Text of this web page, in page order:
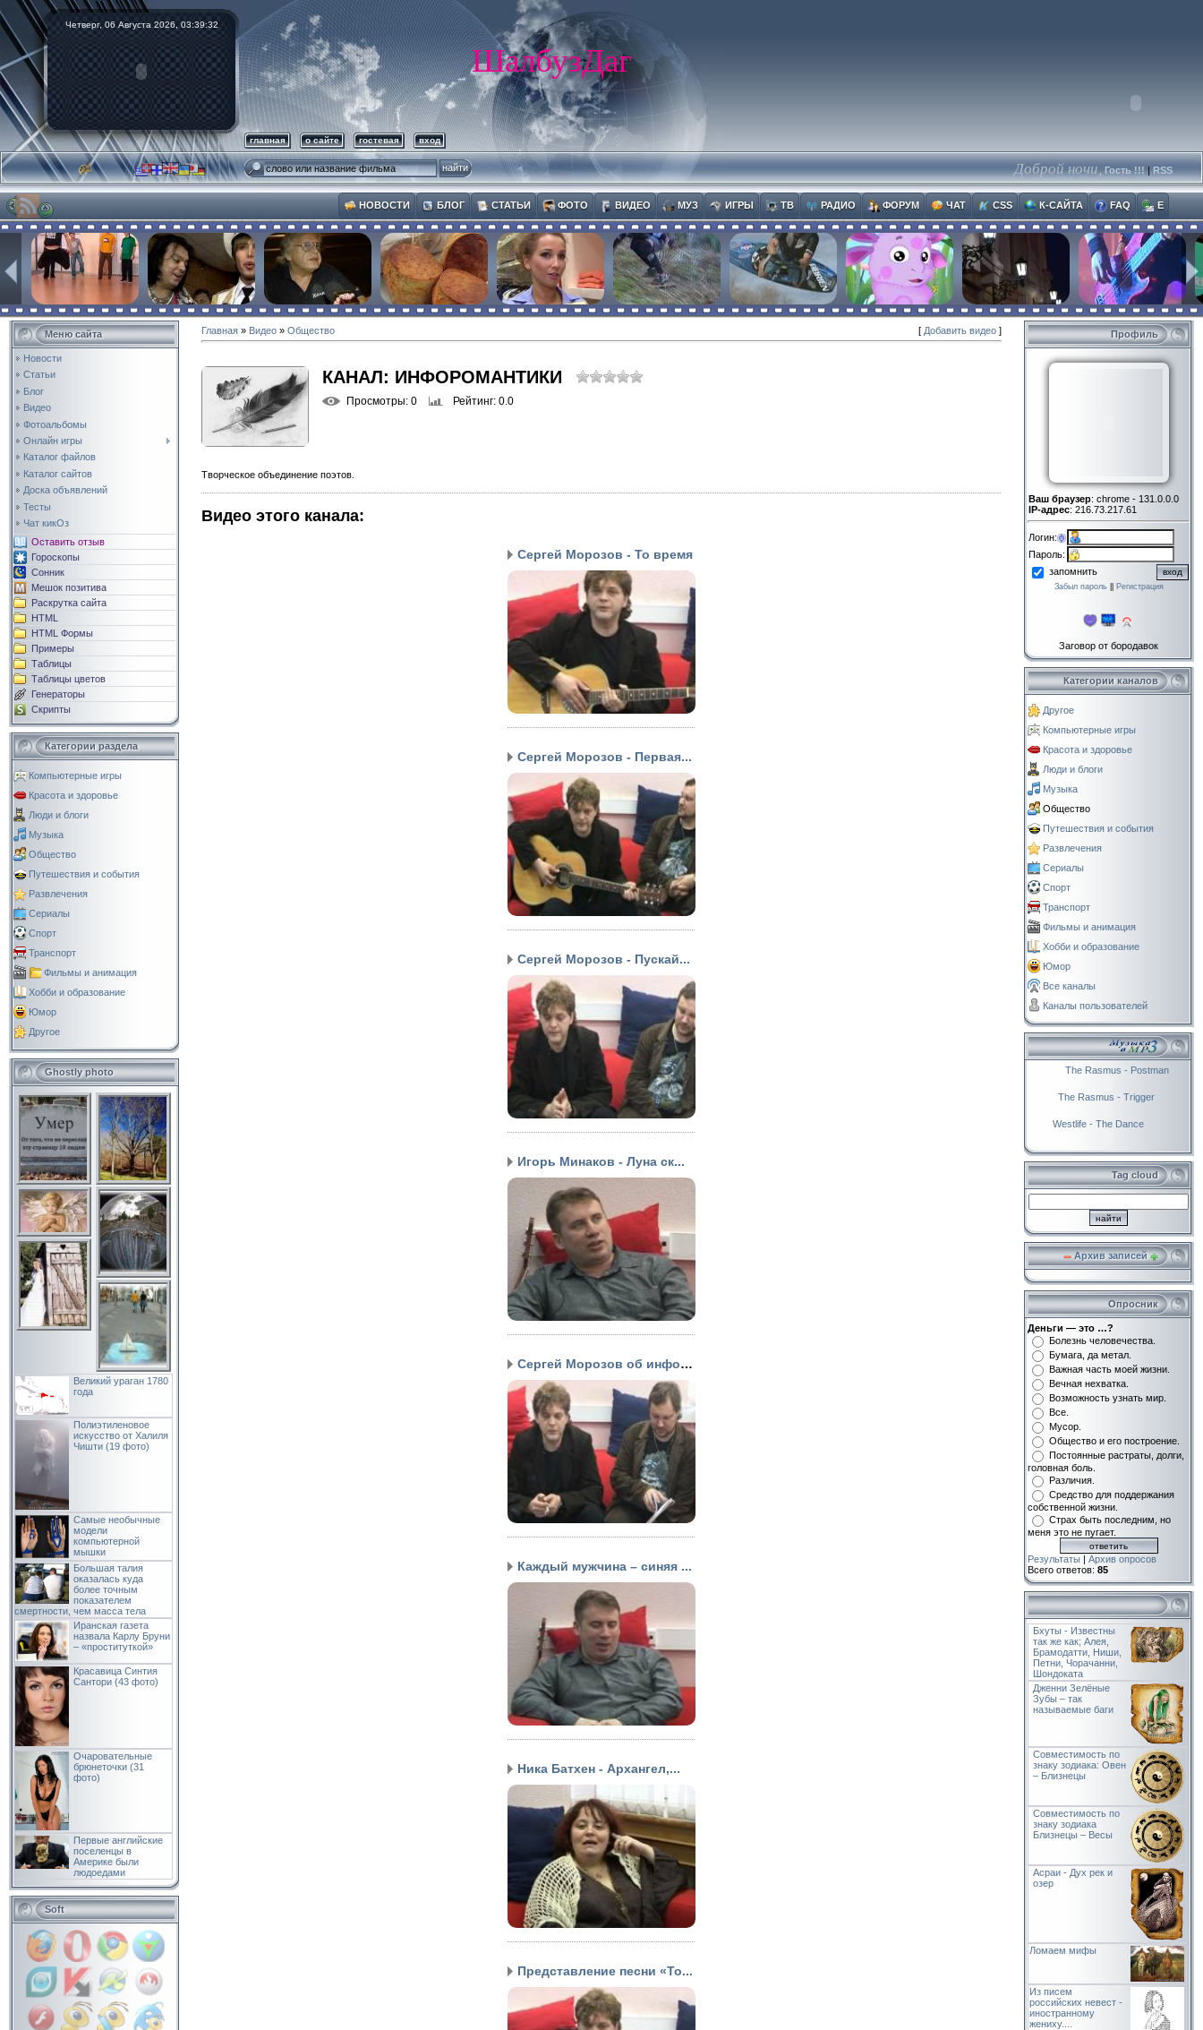
Четверг, 06 Августа 2026, 03:39:34
ШалбузДаг
главная о сайте гостевая вход
Доброй ночи, Гость !!! | RSS
НОВОСТИ БЛОГ СТАТЬИ ФОТО ВИДЕО МУЗ ИГРЫ ТВ РАДИО ФОРУМ ЧАТ CSS К-САЙТА FAQ E
Меню сайта
Новости
Статьи
Блог
Видео
Фотоальбомы
Онлайн игры
Каталог файлов
Каталог сайтов
Доска объявлений
Тесты
Чат кикОз
Оставить отзыв
Гороскопы
Сонник
Мешок позитива
Раскрутка сайта
HTML
HTML Формы
Примеры
Таблицы
Таблицы цветов
Генераторы
Скрипты
Категории раздела
Компьютерные игры
Красота и здоровье
Люди и блоги
Музыка
Общество
Путешествия и события
Развлечения
Сериалы
Спорт
Транспорт
Фильмы и анимация
Хобби и образование
Юмор
Другое
Ghostly photo
Великий ураган 1780
года
Полиэтиленовое
искусство от Халиля
Чишти (19 фото)
Самые необычные
модели
компьютерной
мышки
Большая талия
оказалась куда
более точным
показателем
смертности, чем масса тела
Иранская газета
назвала Карлу Бруни
– «проституткой»
Красавица Синтия
Сантори (43 фото)
Очаровательные
брюнеточки (31
фото)
Первые английские
поселенцы в
Америке были
людоедами
Soft
Главная » Видео » Общество [ Добавить видео ]
КАНАЛ: ИНФОРОМАНТИКИ
Просмотры: 0 Рейтинг: 0.0
Творческое объединение поэтов.
Видео этого канала:
Сергей Морозов - То время
Сергей Морозов - Первая...
Сергей Морозов - Пускай...
Игорь Минаков - Луна ск...
Сергей Морозов об инфор...
Каждый мужчина – синяя ...
Ника Батхен - Архангел,...
Представление песни «То...
Профиль
Ваш браузер: chrome - 131.0.0.0
IP-адрес: 216.73.217.61
Логин:
Пароль:
запомнить
Забыл пароль|| Регистрация
Заговор от бородавок
Категории каналов
Другое
Компьютерные игры
Красота и здоровье
Люди и блоги
Музыка
Общество
Путешествия и события
Развлечения
Сериалы
Спорт
Транспорт
Фильмы и анимация
Хобби и образование
Юмор
Все каналы
Каналы пользователей
The Rasmus - Postman
The Rasmus - Trigger
Westlife - The Dance
Tag cloud
Архив записей
Опросник
Деньги — это …?
Болезнь человечества.
Бумага, да метал.
Важная часть моей жизни.
Вечная нехватка.
Возможность узнать мир.
Все.
Мусор.
Общество и его построение.
Постоянные растраты, долги,
головная боль.
Различия.
Средство для поддержания
собственной жизни.
Страх быть последним, но
меня это не пугает.
Результаты | Архив опросов
Всего ответов: 85
Бхуты - Известны
так же как; Алея,
Брамодатти, Ниши,
Петни, Чорачанни,
Шондоката
Дженни Зелёные
Зубы – так
называемые баги
Совместимость по
знаку зодиака: Овен
– Близнецы
Совместимость по
знаку зодиака
Близнецы – Весы
Асраи - Дух рек и
озер
Ломаем мифы
Из писем
российских невест -
иностранному
жениху....